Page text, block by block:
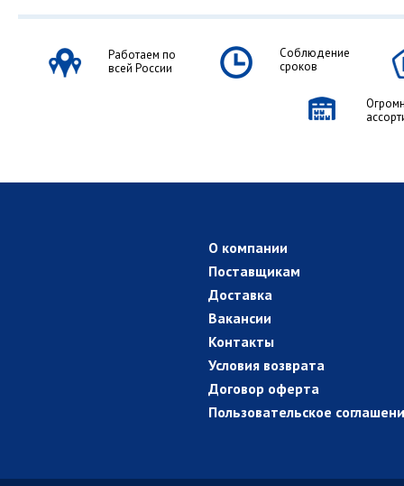
Работаем по
всей России
Соблюдение
сроков
О компании
Поставщикам
Доставка
Вакансии
Контакты
Условия возврата
Договор оферта
Пользовательское